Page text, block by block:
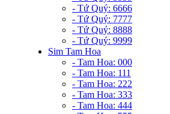
- Tứ Quý: 6666
- Tứ Quý: 7777
- Tứ Quý: 8888
- Tứ Quý: 9999
Sim Tam Hoa
- Tam Hoa: 000
- Tam Hoa: 111
- Tam Hoa: 222
- Tam Hoa: 333
- Tam Hoa: 444